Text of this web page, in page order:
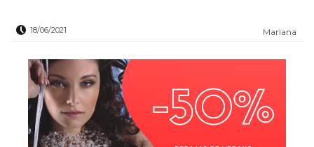
18/06/2021 Mariana